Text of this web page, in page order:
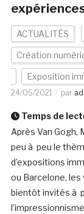
ACTUALITÉS
Création
Exposition
24/05/2021 par
Temps de
Après Van Gogh,
peu à peu le
d’expositions
ou Barcelone,
bientôt invités à